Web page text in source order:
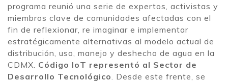
programa reunió una serie de expertos, activistas y
miembros clave de comunidades afectadas con el
fin de reflexionar, re imaginar e implementar
estratégicamente alternativas al modelo actual de
distribución, uso, manejo y deshecho de agua en la
CDMX. Código IoT representó al Sector de
Desarrollo Tecnológico . Desde este frente, se